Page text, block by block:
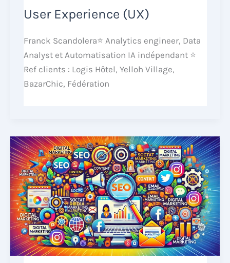
User Experience (UX)
Franck Scandolera⭐ Analytics engineer, Data
Analyst et Automatisation IA indépendant ⭐
Ref clients : Logis Hôtel, Yelloh Village,
BazarChic, Fédération